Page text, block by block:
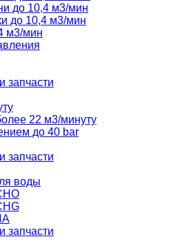
до 10,4 м3/мин
до 10,4 м3/мин
м3/мин
запчасти
22 м3/минуту
до 40 bar
запчасти
воды
запчасти